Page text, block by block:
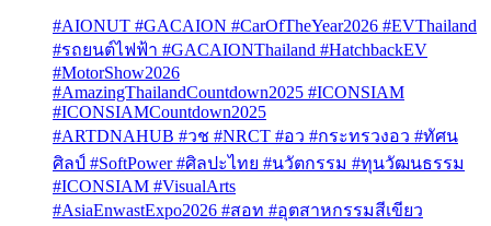
#AIONUT #GACAION #CarOfTheYear2026 #EVThailand
#รถยนต์ไฟฟ้า #GACAIONThailand #HatchbackEV
#MotorShow2026
#AmazingThailandCountdown2025 #ICONSIAM
#ICONSIAMCountdown2025
#ARTDNAHUB #วช #NRCT #อว #กระทรวงอว #ทัศน
ศิลป์ #SoftPower #ศิลปะไทย #นวัตกรรม #ทุนวัฒนธรรม
#ICONSIAM #VisualArts
#AsiaEnwastExpo2026 #สอท #อุตสาหกรรมสีเขียว